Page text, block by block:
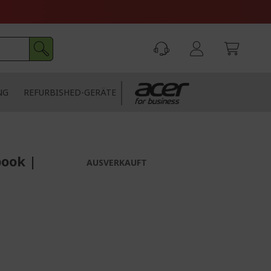
REFURBISHED-GERÄTE
|
AUSVERKAUFT